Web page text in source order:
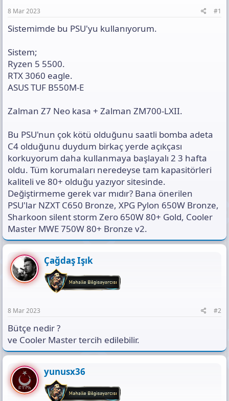
n
ı
a
8 Mar 2023 #1
Sistemimde bu PSU'yu kullanıyorum.
Sistem;
Ryzen 5 5500.
RTX 3060 eagle.
ASUS TUF B550M-E
Zalman Z7 Neo kasa + Zalman ZM700-LXII.
Bu PSU'nun çok kötü olduğunu saatli bomba adeta
C4 olduğunu duydum birkaç yerde açıkçası
korkuyorum daha kullanmaya başlayalı 2 3 hafta
oldu. Tüm korumaları neredeyse tam kapasitörleri
kaliteli ve 80+ olduğu yazıyor sitesinde.
Değiştirmeme gerek var mıdır? Bana önerilen
PSU'lar NZXT C650 Bronze, XPG Pylon 650W Bronze,
Sharkoon silent storm Zero 650W 80+ Gold, Cooler
Master MWE 750W 80+ Bronze v2.
Çağdaş Işık
8 Mar 2023 #2
Bütçe nedir ?
ve Cooler Master tercih edilebilir.
yunusx36